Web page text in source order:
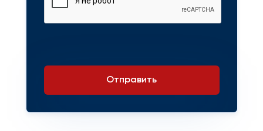
Отправить